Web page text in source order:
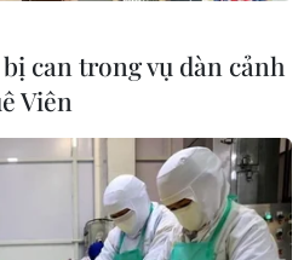
ASEAN Cup 2026: "Chìa
khóa" giúp tuyển Việt Nam
quật ngã Indonesia
can trong vụ dàn cảnh
Viên